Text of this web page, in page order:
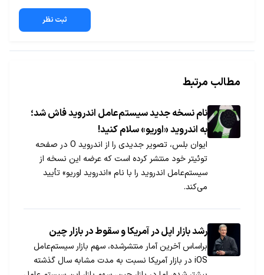
ثبت نظر
مطالب مرتبط
نام نسخه جدید سیستم‏‌عامل اندروید فاش شد؛
به اندروید «اوریو» سلام کنید!
ایوان بلس، تصویر جدیدی را از اندروید O در صفحه
توئیتر خود منتشر کرده است که عرضه این نسخه از
سیستم‌عامل اندروید را با نام «اندروید اوریو» تأیید
می‌کند.
رشد بازار اپل در آمریکا و سقوط در بازار چین
براساس آخرین آمار منتشرشده، سهم بازار سیستم‌عامل
iOS در بازار آمریکا نسبت به مدت مشابه سال گذشته